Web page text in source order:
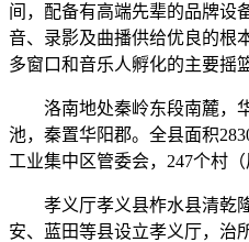
间，配备有高端先辈的品牌设
音、录影及曲播供给优良的根
多窗口和音乐人孵化的主要摇篮
洛南地处秦岭东段南麓，华
池，秦置华阳郡。全县面积
工业集中区管委会，247个村（
孝义厅孝义县柞水县清乾隆
安、蓝田等县设立孝义厅，治